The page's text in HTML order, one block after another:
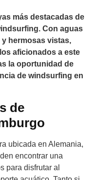
más destacadas de
Con aguas
hermosas vistas,
aficionados a este
la oportunidad de
de windsurfing en
de
ubicada en Alemania,
encontrar una
para disfrutar al